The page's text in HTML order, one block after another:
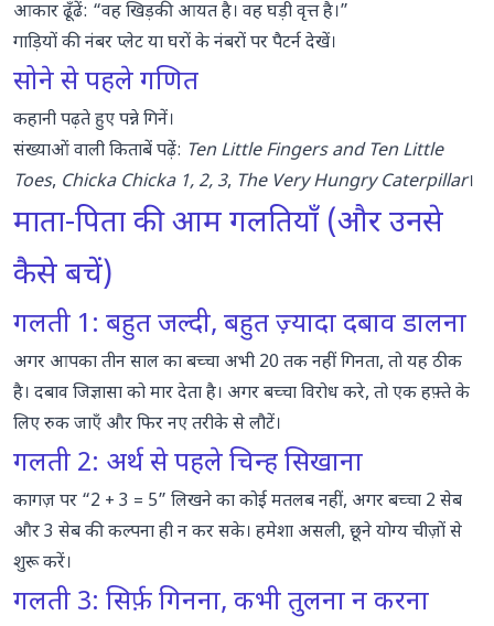
आकार ढूँढें: “वह खिड़की आयत है। वह घड़ी वृत्त है।”
गाड़ियों की नंबर प्लेट या घरों के नंबरों पर पैटर्न देखें।
सोने से पहले गणित
कहानी पढ़ते हुए पन्ने गिनें।
संख्याओं वाली किताबें पढ़ें: Ten Little Fingers and Ten Little
Toes, Chicka Chicka 1, 2, 3, The Very Hungry Caterpillar।
माता-पिता की आम गलतियाँ (और उनसे
कैसे बचें)
गलती 1: बहुत जल्दी, बहुत ज़्यादा दबाव डालना
अगर आपका तीन साल का बच्चा अभी 20 तक नहीं गिनता, तो यह ठीक
है। दबाव जिज्ञासा को मार देता है। अगर बच्चा विरोध करे, तो एक हफ़्ते के
लिए रुक जाएँ और फिर नए तरीके से लौटें।
गलती 2: अर्थ से पहले चिन्ह सिखाना
कागज़ पर “2 + 3 = 5” लिखने का कोई मतलब नहीं, अगर बच्चा 2 सेब
और 3 सेब की कल्पना ही न कर सके। हमेशा असली, छूने योग्य चीज़ों से
शुरू करें।
गलती 3: सिर्फ़ गिनना, कभी तुलना न करना